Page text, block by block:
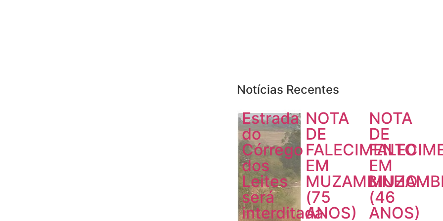
Notícias Recentes
Estrada
do
Córrego
dos
Leites
será
interditada
NOTA
DE
FALECIMENTO
EM
MUZAMBINHO
(75
ANOS)
NOTA
DE
EM
(46
ANOS)